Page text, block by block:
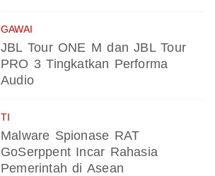
GAWAI
JBL Tour ONE M dan JBL Tour
PRO 3 Tingkatkan Performa
Audio
TI
Malware Spionase RAT
GoSerppent Incar Rahasia
Pemerintah di Asean